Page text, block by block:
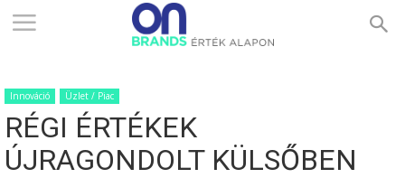
ONBRANDS
–
Innováció Üzlet / Piac
RÉGI ÉRTÉKEK
ÚJRAGONDOLT KÜLSŐBEN